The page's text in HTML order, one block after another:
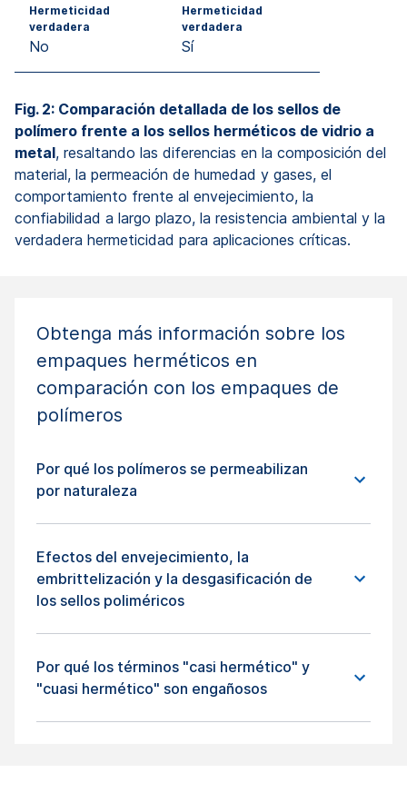
Hermeticidad
verdadera
No
Hermeticidad
verdadera
Sí
Fig. 2: Comparación detallada de los sellos de
polímero frente a los sellos herméticos de vidrio a
metal, resaltando las diferencias en la composición del
material, la permeación de humedad y gases, el
comportamiento frente al envejecimiento, la
confiabilidad a largo plazo, la resistencia ambiental y la
verdadera hermeticidad para aplicaciones críticas.
Obtenga más información sobre los
empaques herméticos en
comparación con los empaques de
polímeros
Por qué los polímeros se permeabilizan
por naturaleza
Efectos del envejecimiento, la
embrittelización y la desgasificación de
los sellos poliméricos
Por qué los términos "casi hermético" y
"cuasi hermético" son engañosos